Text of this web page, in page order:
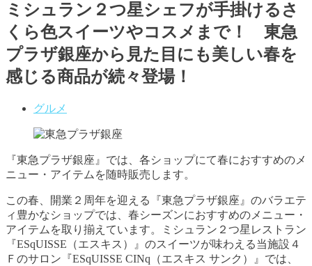
ミシュラン２つ星シェフが手掛けるさ
くら色スイーツやコスメまで！ 東急
プラザ銀座から見た目にも美しい春を
感じる商品が続々登場！
グルメ
『東急プラザ銀座』では、各ショップにて春におすすめのメ
ニュー・アイテムを随時販売します。
この春、開業２周年を迎える『東急プラザ銀座』のバラエテ
ィ豊かなショップでは、春シーズンにおすすめのメニュー・
アイテムを取り揃えています。ミシュラン２つ星レストラン
『ESqUISSE（エスキス）』のスイーツが味わえる当施設４
Ｆのサロン『ESqUISSE CINq（エスキス サンク）』では、